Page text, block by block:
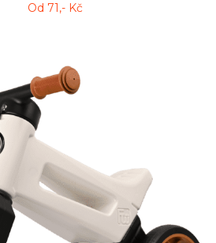
Od 71,- Kč